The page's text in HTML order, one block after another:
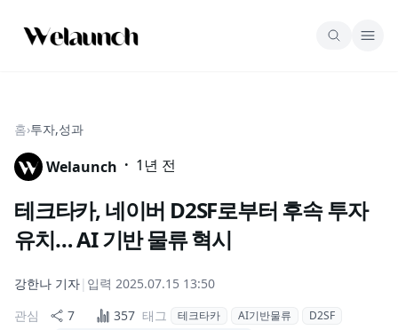
홈›투자,성과
Welaunch · 1년 전
테크타카, 네이버 D2SF로부터 후속 투자
유치… AI 기반 물류 혁시
강한나 기자| 입력 2025.07.15 13:50
관심
7 357 태그 테크타카 AI기반물류 D2SF